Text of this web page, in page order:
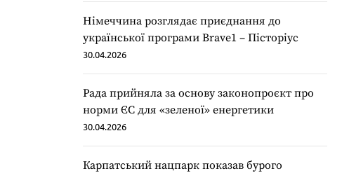
Німеччина розглядає приєднання до
української програми Brave1 – Пісторіус
30.04.2026
Рада прийняла за основу законопроєкт про
норми ЄС для «зеленої» енергетики
30.04.2026
Карпатський нацпарк показав бурого